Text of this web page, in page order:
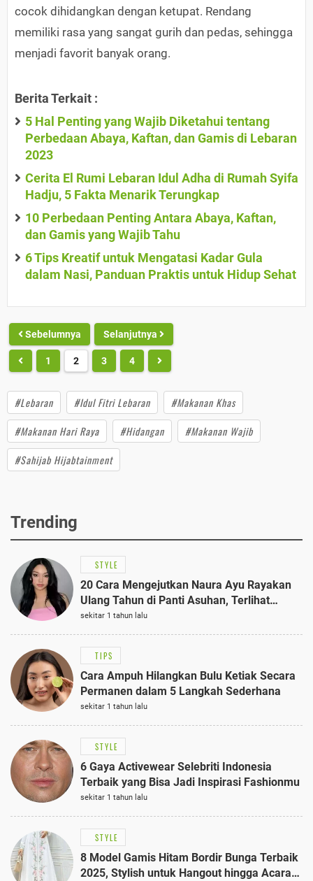
cocok dihidangkan dengan ketupat. Rendang
memiliki rasa yang sangat gurih dan pedas, sehingga
menjadi favorit banyak orang.
Berita Terkait :
5 Hal Penting yang Wajib Diketahui tentang
Perbedaan Abaya, Kaftan, dan Gamis di Lebaran
2023
Cerita El Rumi Lebaran Idul Adha di Rumah Syifa
Hadju, 5 Fakta Menarik Terungkap
10 Perbedaan Penting Antara Abaya, Kaftan,
dan Gamis yang Wajib Tahu
6 Tips Kreatif untuk Mengatasi Kadar Gula
dalam Nasi, Panduan Praktis untuk Hidup Sehat
Sebelumnya Selanjutnya
1 2 3 4
#Lebaran #Idul Fitri Lebaran
#Makanan Khas
#Makanan Hari Raya
#Hidangan
#Makanan Wajib
#Sahijab Hijabtainment
Trending
STYLE
20 Cara Mengejutkan Naura Ayu Rayakan
Ulang Tahun di Panti Asuhan, Terlihat
Anggun dengan Kaftan Cokelat
sekitar 1 tahun lalu
TIPS
Cara Ampuh Hilangkan Bulu Ketiak Secara
Permanen dalam 5 Langkah Sederhana
sekitar 1 tahun lalu
STYLE
6 Gaya Activewear Selebriti Indonesia
Terbaik yang Bisa Jadi Inspirasi Fashionmu
sekitar 1 tahun lalu
STYLE
8 Model Gamis Hitam Bordir Bunga Terbaik
2025, Stylish untuk Hangout hingga Acara